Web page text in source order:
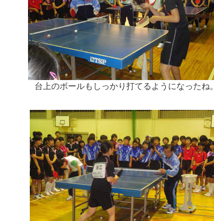
台上のボールもしっかり打てるようになったね。